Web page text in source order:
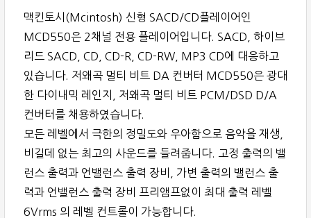
맥킨토시(Mcintosh) 신형 SACD/CD플레이어인
MCD550은 2채널 전용 플레이어입니다. SACD, 하이브
리드 SACD, CD, CD-R, CD-RW, MP3 CD에 대응하고
있습니다. 저왜곡 멀티 비트 DA 컨버터 MCD550은 광대
한 다이내믹 레인지, 저왜곡 멀티 비트 PCM/DSD D/A
컨버터를 채용하였습니다.
모든 레벨에서 극한의 정밀도와 우아함으로 음악을 재생,
비길데 없는 최고의 사운드를 들려줍니다. 고정 출력의 밸
런스 출력과 언밸런스 출력 장비, 가변 출력의 밸런스 출
력과 언밸런스 출력 장비 프리앰프없이 최대 출력 레벨
6Vrms 의 레벨 컨트롤이 가능합니다.